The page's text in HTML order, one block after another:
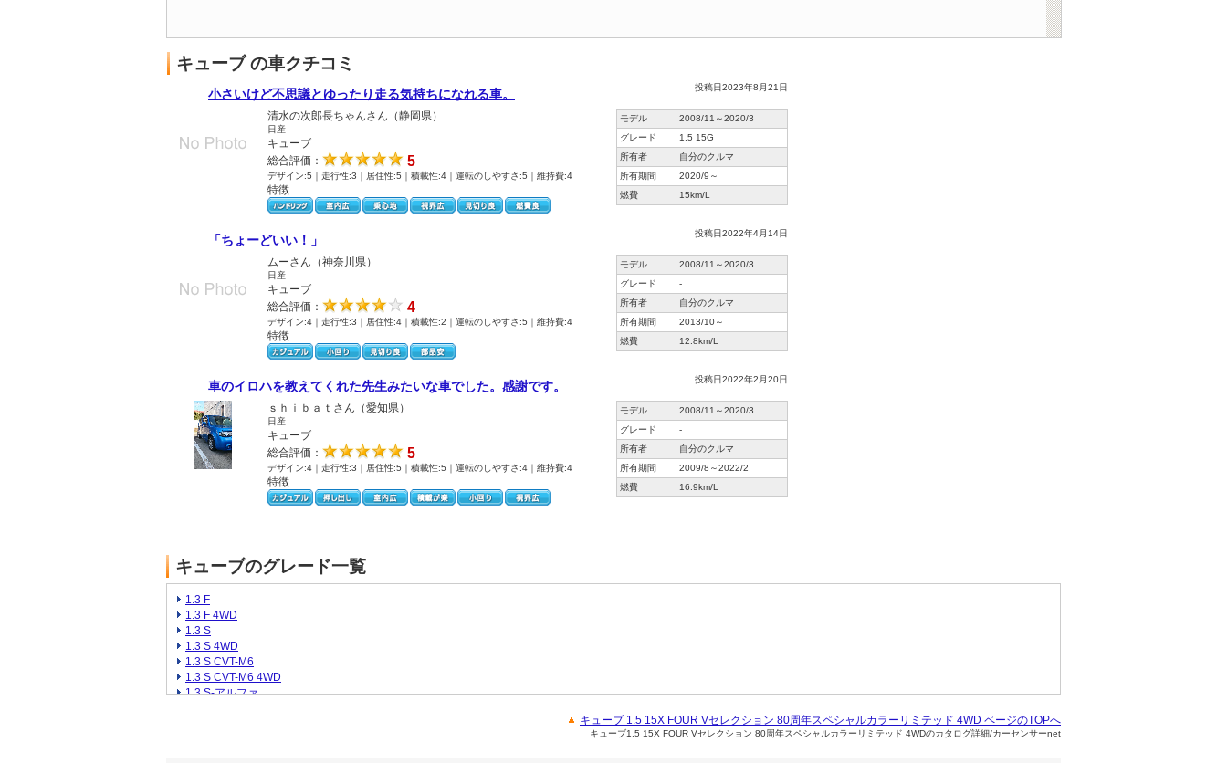
キューブ の車クチコミ
小さいけど不思議とゆったり走る気持ちになれる車。 投稿日2023年8月21日
清水の次郎長ちゃんさん（静岡県）
日産
キューブ
総合評価：
5
デザイン:5｜走行性:3｜居住性:5｜積載性:4｜運転のしやすさ:5｜維持費:4
特徴
モデル
2008/11～2020/3
グレード
1.5 15G
所有者
自分のクルマ
所有期間
2020/9～
燃費
15km/L
「ちょーどいい！」 投稿日2022年4月14日
ムーさん（神奈川県）
日産
キューブ
総合評価：
4
デザイン:4｜走行性:3｜居住性:4｜積載性:2｜運転のしやすさ:5｜維持費:4
特徴
モデル
2008/11～2020/3
グレード
-
所有者
自分のクルマ
所有期間
2013/10～
燃費
12.8km/L
車のイロハを教えてくれた先生みたいな車でした。感謝です。 投稿日2022年2月20日
ｓｈｉｂａｔさん（愛知県）
日産
キューブ
総合評価：
5
デザイン:4｜走行性:3｜居住性:5｜積載性:5｜運転のしやすさ:4｜維持費:4
特徴
モデル
2008/11～2020/3
グレード
-
所有者
自分のクルマ
所有期間
2009/8～2022/2
燃費
16.9km/L
キューブのグレード一覧
1.3 F
1.3 F 4WD
1.3 S
1.3 S 4WD
1.3 S CVT-M6
1.3 S CVT-M6 4WD
1.3 S-アルファ
キューブ 1.5 15X FOUR Vセレクション 80周年スペシャルカラーリミテッド 4WD ページのTOPへ
キューブ1.5 15X FOUR Vセレクション 80周年スペシャルカラーリミテッド 4WDのカタログ詳細/カーセンサーnet